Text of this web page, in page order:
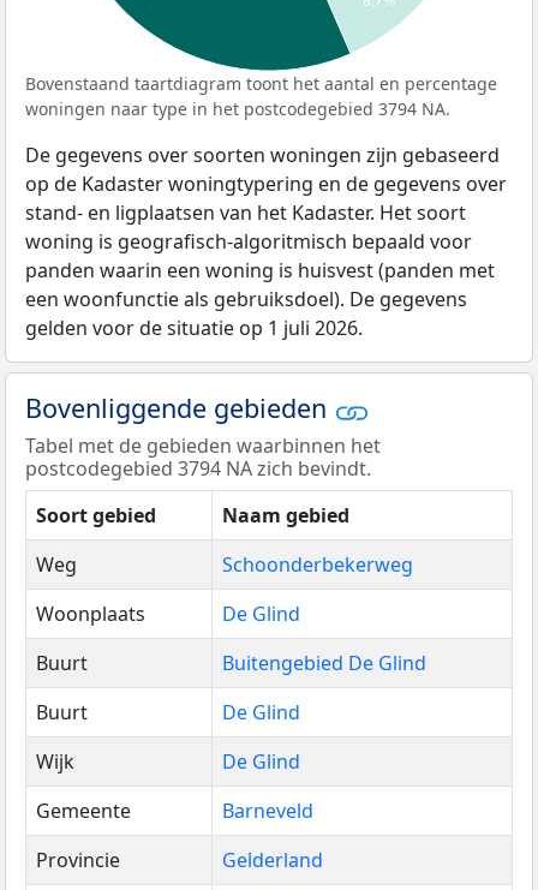
Bovenstaand taartdiagram toont het aantal en percentage
woningen naar type in het postcodegebied 3794 NA.
De gegevens over soorten woningen zijn gebaseerd
op de Kadaster woningtypering en de gegevens over
stand- en ligplaatsen van het Kadaster. Het soort
woning is geografisch-algoritmisch bepaald voor
panden waarin een woning is huisvest (panden met
een woonfunctie als gebruiksdoel). De gegevens
gelden voor de situatie op 1 juli 2026.
Bovenliggende gebieden
Tabel met de gebieden waarbinnen het
postcodegebied 3794 NA zich bevindt.
Soort gebied
Naam gebied
Weg
Schoonderbekerweg
Woonplaats
De Glind
Buurt
Buitengebied De Glind
Buurt
De Glind
Wijk
De Glind
Gemeente
Barneveld
Provincie
Gelderland